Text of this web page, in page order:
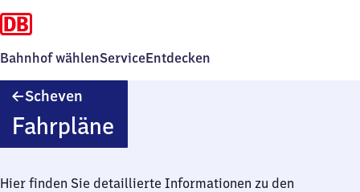
Bahnhof wählenServiceEntdecken
Scheven
Fahrpläne
Hier finden Sie detaillierte Informationen zu den